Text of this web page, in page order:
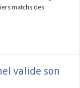
matchs des
valide son